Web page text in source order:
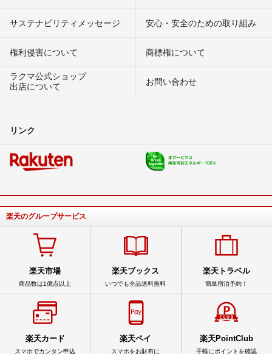
サステナビリティメッセージ 安心・安全のための取り組み
権利侵害について
商標権について
ラクマ公式ショップ
出店について
お問い合わせ
リンク
楽天のグループサービス
楽天市場
商品数は1億点以上
楽天ブックス
いつでも全品送料無料
楽天トラベル
簡単宿泊予約！
楽天カード
スマホでカンタン申込
楽天ペイ
スマホをお財布に
楽天PointClub
手軽にポイントを確認